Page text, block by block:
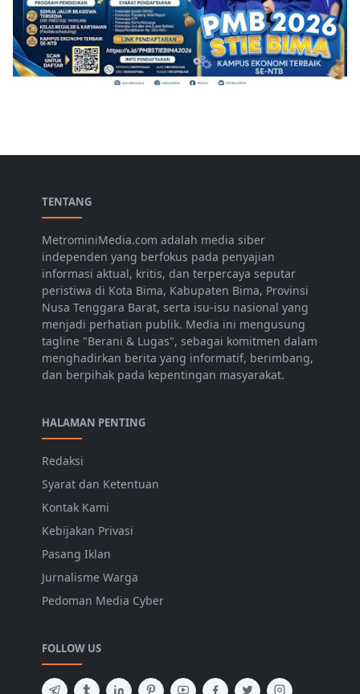
TENTANG
MetrominiMedia.com adalah media siber
independen yang berfokus pada penyajian
informasi aktual, kritis, dan terpercaya seputar
peristiwa di Kota Bima, Kabupaten Bima, Provinsi
Nusa Tenggara Barat, serta isu-isu nasional yang
menjadi perhatian publik. Media ini mengusung
tagline "Berani & Lugas", sebagai komitmen dalam
menghadirkan berita yang informatif, berimbang,
dan berpihak pada kepentingan masyarakat.
HALAMAN PENTING
Redaksi
Syarat dan Ketentuan
Kontak Kami
Kebijakan Privasi
Pasang Iklan
Jurnalisme Warga
Pedoman Media Cyber
FOLLOW US